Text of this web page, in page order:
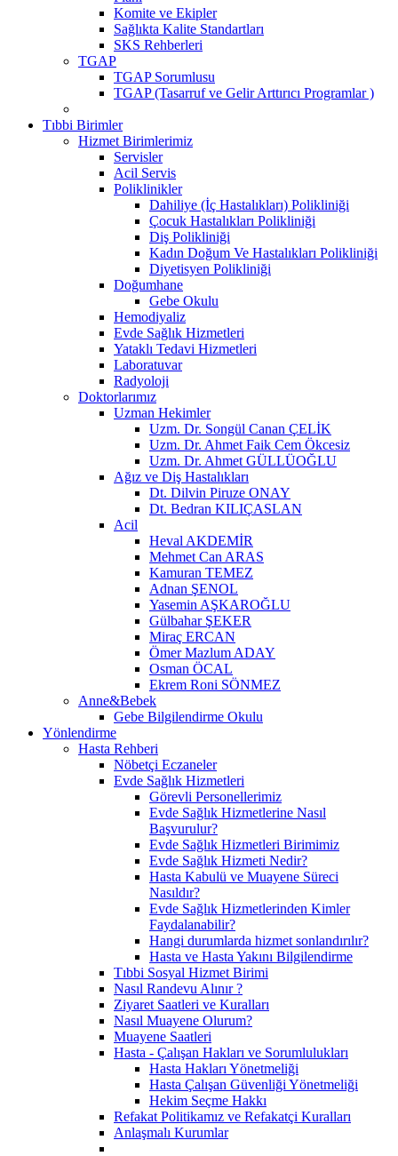
Komite ve Ekipler
Sağlıkta Kalite Standartları
SKS Rehberleri
TGAP
TGAP Sorumlusu
TGAP (Tasarruf ve Gelir Arttırıcı Programlar )
Tıbbi Birimler
Hizmet Birimlerimiz
Servisler
Acil Servis
Poliklinikler
Dahiliye (İç Hastalıkları) Polikliniği
Çocuk Hastalıkları Polikliniği
Diş Polikliniği
Kadın Doğum Ve Hastalıkları Polikliniği
Diyetisyen Polikliniği
Doğumhane
Gebe Okulu
Hemodiyaliz
Evde Sağlık Hizmetleri
Yataklı Tedavi Hizmetleri
Laboratuvar
Radyoloji
Doktorlarımız
Uzman Hekimler
Uzm. Dr. Songül Canan ÇELİK
Uzm. Dr. Ahmet Faik Cem Ökcesiz
Uzm. Dr. Ahmet GÜLLÜOĞLU
Ağız ve Diş Hastalıkları
Dt. Dilvin Piruze ONAY
Dt. Bedran KILIÇASLAN
Acil
Heval AKDEMİR
Mehmet Can ARAS
Kamuran TEMEZ
Adnan ŞENOL
Yasemin AŞKAROĞLU
Gülbahar ŞEKER
Miraç ERCAN
Ömer Mazlum ADAY
Osman ÖCAL
Ekrem Roni SÖNMEZ
Anne&Bebek
Gebe Bilgilendirme Okulu
Yönlendirme
Hasta Rehberi
Nöbetçi Eczaneler
Evde Sağlık Hizmetleri
Görevli Personellerimiz
Evde Sağlık Hizmetlerine Nasıl
Başvurulur?
Evde Sağlık Hizmetleri Birimimiz
Evde Sağlık Hizmeti Nedir?
Hasta Kabulü ve Muayene Süreci
Nasıldır?
Evde Sağlık Hizmetlerinden Kimler
Faydalanabilir?
Hangi durumlarda hizmet sonlandırılır?
Hasta ve Hasta Yakını Bilgilendirme
Tıbbi Sosyal Hizmet Birimi
Nasıl Randevu Alınır ?
Ziyaret Saatleri ve Kuralları
Nasıl Muayene Olurum?
Muayene Saatleri
Hasta - Çalışan Hakları ve Sorumlulukları
Hasta Hakları Yönetmeliği
Hasta Çalışan Güvenliği Yönetmeliği
Hekim Seçme Hakkı
Refakat Politikamız ve Refakatçi Kuralları
Anlaşmalı Kurumlar